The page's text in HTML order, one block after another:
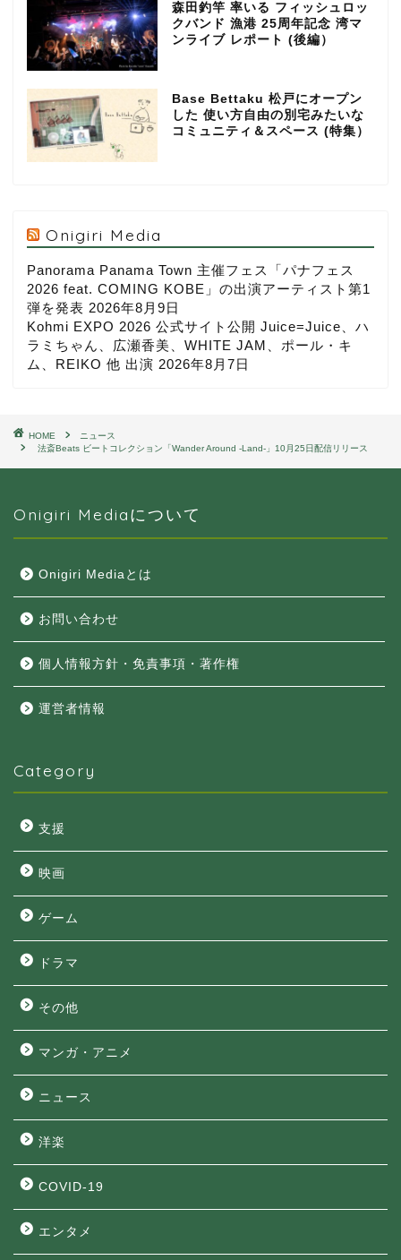
森田釣竿 率いる フィッシュロッ
クバンド 漁港 25周年記念 湾マ
ンライブ レポート (後編）
Base Bettaku 松戸にオープン
した 使い方自由の別宅みたいな
コミュニティ＆スペース (特集）
Onigiri Media
Panorama Panama Town 主催フェス「パナフェス
2026 feat. COMING KOBE」の出演アーティスト第1
弾を発表 2026年8月9日
Kohmi EXPO 2026 公式サイト公開 Juice=Juice、ハ
ラミちゃん、広瀬香美、WHITE JAM、ポール・キ
ム、REIKO 他 出演 2026年8月7日
HOME
ニュース
法斎Beats ビートコレクション「Wander Around -Land-」10月25日配信リリース
Onigiri Mediaについて
Onigiri Mediaとは
お問い合わせ
個人情報方針・免責事項・著作権
運営者情報
Category
支援
映画
ゲーム
ドラマ
その他
マンガ・アニメ
ニュース
洋楽
COVID-19
エンタメ